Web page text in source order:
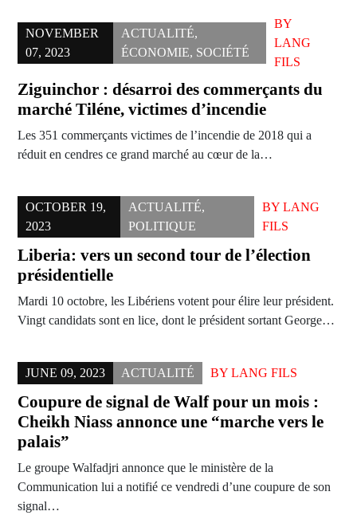
NOVEMBER
07, 2023
ACTUALITÉ,
ÉCONOMIE, SOCIÉTÉ
BY
LANG
FILS
Ziguinchor : désarroi des commerçants du
marché Tiléne, victimes d’incendie
Les 351 commerçants victimes de l’incendie de 2018 qui a
réduit en cendres ce grand marché au cœur de la…
OCTOBER 19,
2023
ACTUALITÉ,
POLITIQUE
BY LANG
FILS
Liberia: vers un second tour de l’élection
présidentielle
Mardi 10 octobre, les Libériens votent pour élire leur président.
Vingt candidats sont en lice, dont le président sortant George…
JUNE 09, 2023 ACTUALITÉ BY LANG FILS
Coupure de signal de Walf pour un mois :
Cheikh Niass annonce une “marche vers le
palais”
Le groupe Walfadjri annonce que le ministère de la
Communication lui a notifié ce vendredi d’une coupure de son
signal…